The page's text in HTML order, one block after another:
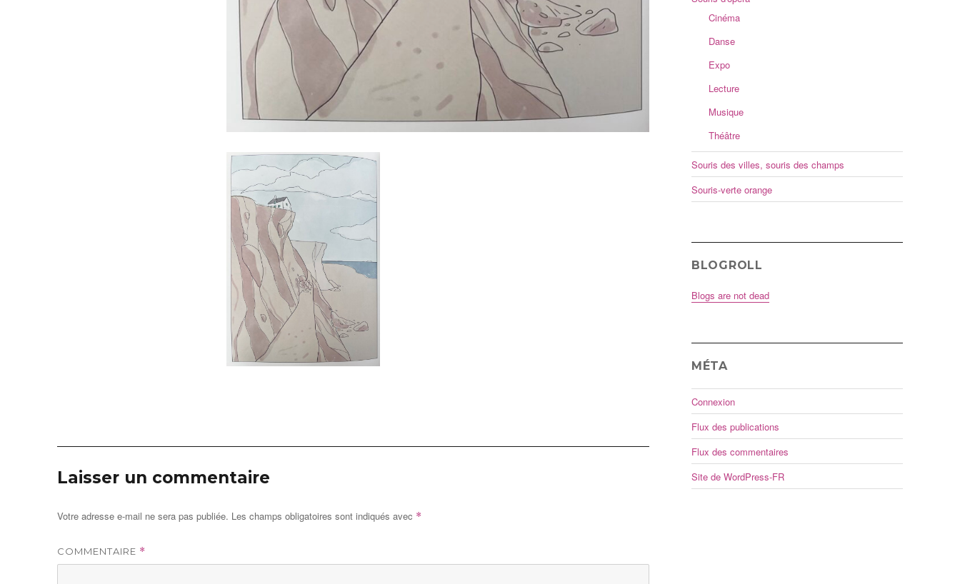
Laisser un commentaire
Votre adresse e-mail ne sera pas publiée. Les champs obligatoires sont indiqués avec *
COMMENTAIRE *
Cinéma
Danse
Expo
Lecture
Musique
Théâtre
Souris des villes, souris des champs
Souris-verte orange
BLOGROLL
Blogs are not dead
MÉTA
Connexion
Flux des publications
Flux des commentaires
Site de WordPress-FR